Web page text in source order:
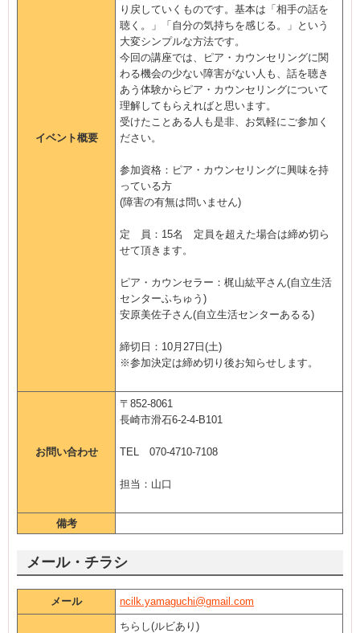
イベント概要
り戻していくものです。基本は「相手の話を
聴く。」「自分の気持ちを感じる。」という
大変シンプルな方法です。
今回の講座では、ピア・カウンセリングに関
わる機会の少ない障害がない人も、話を聴き
あう体験からピア・カウンセリングについて
理解してもらえればと思います。
受けたことある人も是非、お気軽にご参加く
ださい。
参加資格：ピア・カウンセリングに興味を持
っている方
(障害の有無は問いません)
定 員：15名 定員を超えた場合は締め切ら
せて頂きます。
ピア・カウンセラー：梶山紘平さん(自立生活
センターふちゅう)
安原美佐子さん(自立生活センターあるる)
締切日：10月27日(土)
※参加決定は締め切り後お知らせします。
お問い合わせ
〒852-8061
長崎市滑石6-2-4-B101
TEL 070-4710-7108
担当：山口
備考
メール・チラシ
メール ncilk.yamaguchi@gmail.com
ちらし(ルビあり)